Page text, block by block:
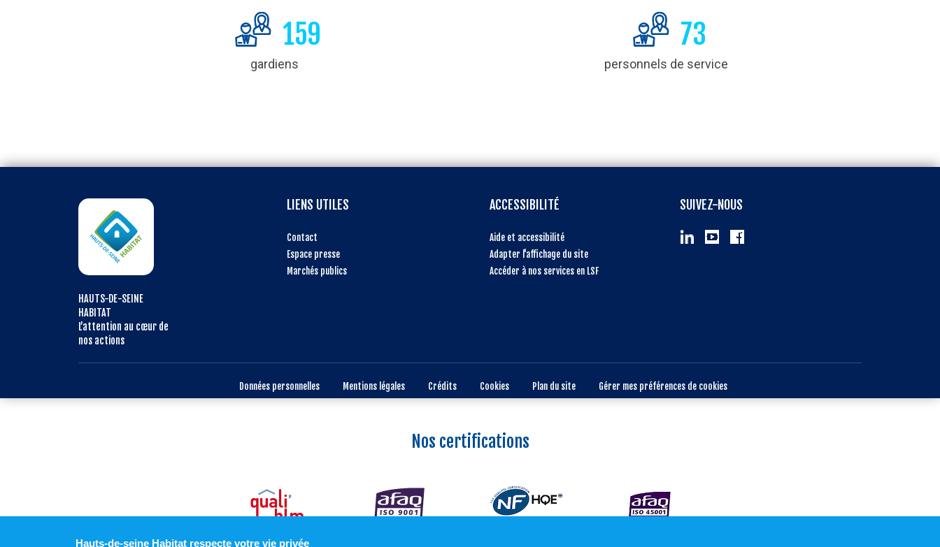
159
gardiens
73
personnels de service
HAUTS-DE-SEINE
HABITAT
L’attention au cœur de
nos actions
LIENS UTILES
Contact
Espace presse
Marchés publics
ACCESSIBILITÉ
Aide et accessibilité
Adapter l'affichage du site
Accéder à nos services en LSF
SUIVEZ-NOUS
Données personnelles Mentions légales Crédits Cookies Plan du site Gérer mes préférences de cookies
Nos certifications
Hauts-de-seine Habitat respecte votre vie privée